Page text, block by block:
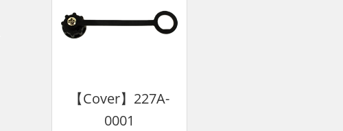
【Cover】227A-
0001